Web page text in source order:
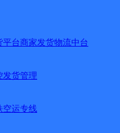
平台商家发货物流中台
发货管理
空运专线
宁县珠街彝族乡从岗信用